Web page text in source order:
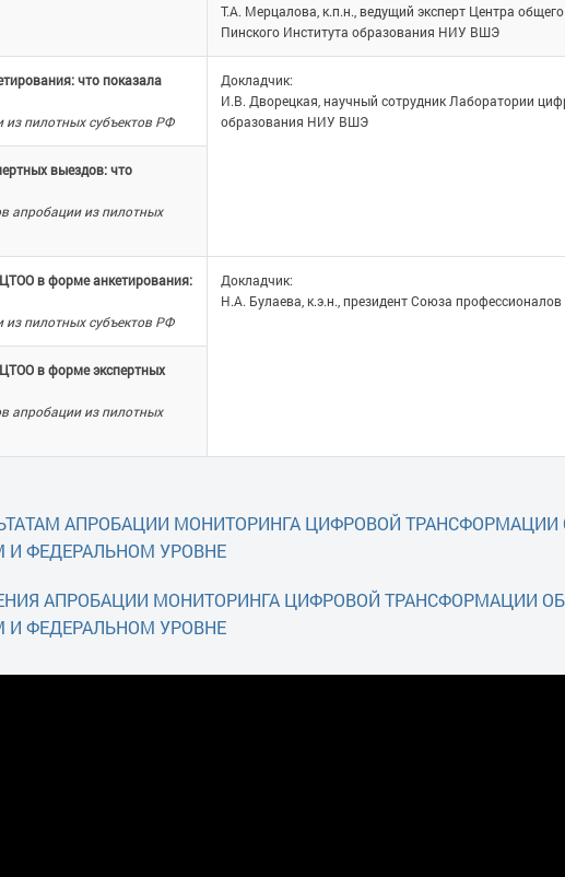
Т.А. Мерцалова, к.п.н., ведущий эксперт Центра
Пинского Института образования НИУ ВШЭ
что показала
пилотных субъектов РФ
Докладчик:
И.В. Дворецкая, научный сотрудник Лаборатории
образования НИУ ВШЭ
выездов: что
апробации из пилотных
в форме анкетирования:
пилотных субъектов РФ
Докладчик:
Н.А. Булаева, к.э.н., президент Союза
в форме экспертных
апробации из пилотных
АПРОБАЦИИ МОНИТОРИНГА ЦИФРОВОЙ
И ФЕДЕРАЛЬНОМ УРОВНЕ
АПРОБАЦИИ МОНИТОРИНГА ЦИФРОВОЙ ТРАНСФОРМАЦИИ
И ФЕДЕРАЛЬНОМ УРОВНЕ